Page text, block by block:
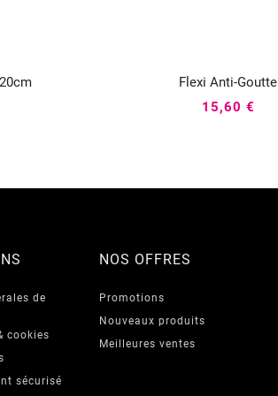
Flexi Anti-Goutte
15,60 €
de
cookies
sécurisé
NOS OFFRES
Promotions
Nouveaux produits
Meilleures ventes